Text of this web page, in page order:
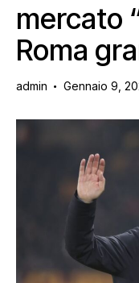
mercato
Roma
admin Gennaio 9,